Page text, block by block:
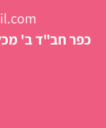
כפר חב"ד ב'